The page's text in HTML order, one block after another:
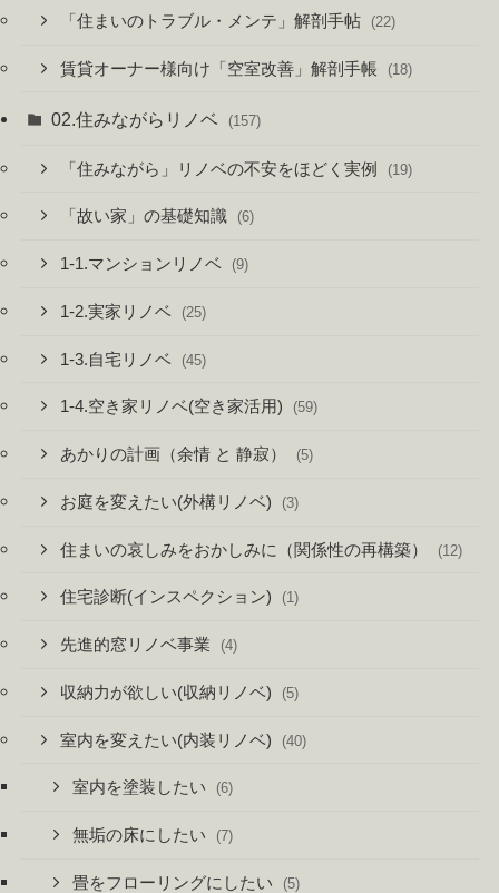
「住まいのトラブル・メンテ」解剖手帖 (22)
賃貸オーナー様向け「空室改善」解剖手帳 (18)
02.住みながらリノベ (157)
「住みながら」リノベの不安をほどく実例 (19)
「故い家」の基礎知識 (6)
1-1.マンションリノベ (9)
1-2.実家リノベ (25)
1-3.自宅リノベ (45)
1-4.空き家リノベ(空き家活用) (59)
あかりの計画（余情 と 静寂） (5)
お庭を変えたい(外構リノベ) (3)
住まいの哀しみをおかしみに（関係性の再構築） (12)
住宅診断(インスペクション) (1)
先進的窓リノベ事業 (4)
収納力が欲しい(収納リノベ) (5)
室内を変えたい(内装リノベ) (40)
室内を塗装したい (6)
無垢の床にしたい (7)
畳をフローリングにしたい (5)